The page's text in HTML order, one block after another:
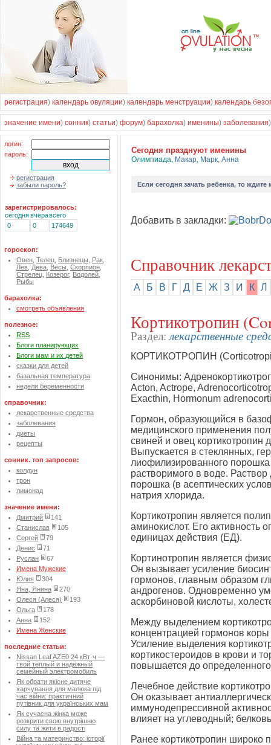
регистрация) календарь овуляции) календарь менструации) календарь
значение имени) сонник) статьи) форум) барахолка) именины) заболевания
логин:
пароль:
регистрация
забыли пароль?
зарегистрировалось:
сегоднявчеравсего
0
0 174649
гороскоп:
Овен Телец Близнецы Рак
Лев Дева Весы Скорпион
Стрелец Козерог, Водолей
Рыбы
барахолка:
смотреть объявления
полезное:
RSS
Блоги планирующих
Блоги мам и их детей
сказки для детей
базальная температура
недели беременности
справочник:
лекарственные средства
заболевания
диеты
рецепты
сонник. топ запросов:
колдун
трон
лимонад
значение имени:
Дмитрий
141
Станислав
105
Сергей
79
Денис
71
Руслан
67
Имена Мужские
Юлия
304
Яна, Янина
270
Олеся (Алеся)
193
Ольга
178
Анна
152
Имена Женские
последние статьи:
Nissan Leaf AZE0 24 кВт·ч —
твой тёплый и надёжный
семейный электромобиль
Як обрати якісне дитяче
харчування для малюка під
час війни: практичний
путівник для українських мам
Як сучасна жінка може
розкрити свою внутрішню
силу та жити в радості
Війна та материнство: історії
Cегодня празднуют именины
Олимпиада, Макар, Марк, Анна
Если сегодня зачать ребенка, то
Добавить в закладки:
Справочник
А Б В Г Д Е Ж З И К Л
Кортикотропин
Раздел:лекарственные
КОРТИКОТРОПИН
Синонимы:
Acton, Actrope,
Exacthin, Hormonum
Гормон, образующийся в
медицинского применения
свиней и овец кортикотропин
Выпускается в стеклянных,
лиофилизированного порошка
растворимого в воде.
порошка (в асептических
натрия хлорида.
Кортикотропин является
аминокислот. Его активность
единицах действия (ЕД).
Кортинотропин является
Он вызывает усиление
гормонов, главным образом
андрогенов. Одновременно
аскорбиновой кислоты,
Между выделением
концентрацией гормонов
Усиление выделения
кортикостероидов в крови и
повышается до
Лечебное действие
Он оказывает
иммунодепрессивной
влияет на углеводный;
Ранее кортикотропин широко